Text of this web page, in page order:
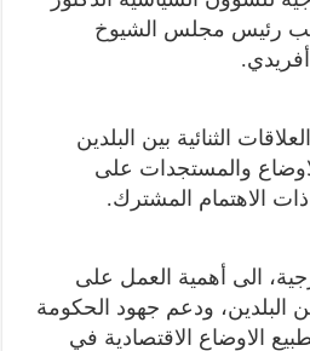
رئيس مجلس الشيوخ
الثنائية بين البلدين
والمستجدات على
ذات الاهتمام المشترك.
الى أهمية العمل على
البلدين، ودعم جهود الحكومة
الاوضاع الاقتصادية في